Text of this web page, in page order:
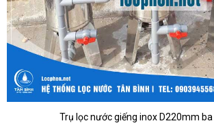
Trụ lọc nước giếng inox D220mm